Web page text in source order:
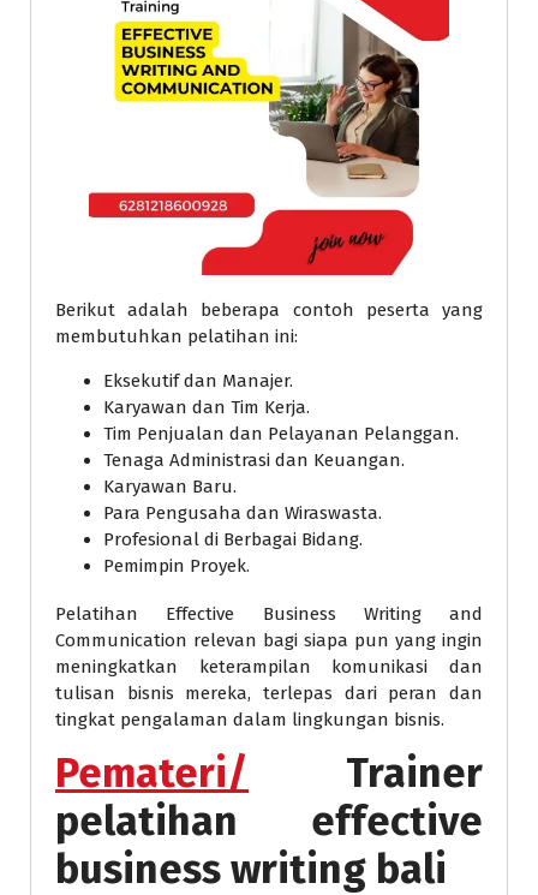
Berikut adalah beberapa contoh peserta yang
membutuhkan pelatihan ini:
Eksekutif dan Manajer.
Karyawan dan Tim Kerja.
Tim Penjualan dan Pelayanan Pelanggan.
Tenaga Administrasi dan Keuangan.
Karyawan Baru.
Para Pengusaha dan Wiraswasta.
Profesional di Berbagai Bidang.
Pemimpin Proyek.
Pelatihan Effective Business Writing and
Communication relevan bagi siapa pun yang ingin
meningkatkan keterampilan komunikasi dan
tulisan bisnis mereka, terlepas dari peran dan
tingkat pengalaman dalam lingkungan bisnis.
Pemateri/ Trainer
pelatihan effective
business writing bali